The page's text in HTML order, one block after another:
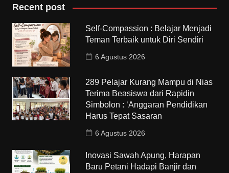
Recent post
Self-Compassion : Belajar Menjadi
Teman Terbaik untuk Diri Sendiri
6 Agustus 2026
289 Pelajar Kurang Mampu di Nias
Terima Beasiswa dari Rapidin
Simbolon : ‘Anggaran Pendidikan
Harus Tepat Sasaran
6 Agustus 2026
Inovasi Sawah Apung, Harapan
Baru Petani Hadapi Banjir dan